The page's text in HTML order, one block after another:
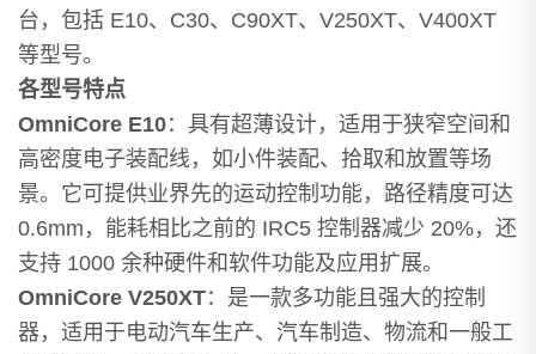
台，包括 E10、C30、C90XT、V250XT、V400XT
等型号。
各型号特点
OmniCore E10：具有超薄设计，适用于狭窄空间和
高密度电子装配线，如小件装配、拾取和放置等场
景。它可提供业界先的运动控制功能，路径精度可达
0.6mm，能耗相比之前的 IRC5 控制器减少 20%，还
支持 1000 余种硬件和软件功能及应用扩展。
OmniCore V250XT：是一款多功能且强大的控制
器，适用于电动汽车生产、汽车制造、物流和一般工